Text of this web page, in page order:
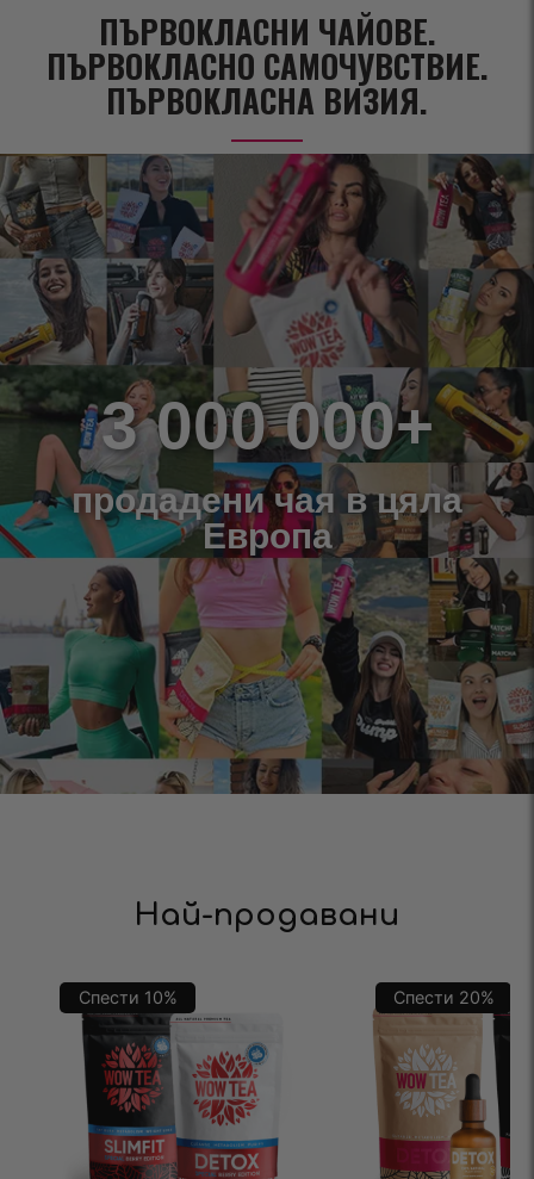
ПЪРВОКЛАСНИ ЧАЙОВЕ.
ПЪРВОКЛАСНО САМОЧУВСТВИЕ.
ПЪРВОКЛАСНА ВИЗИЯ.
3 000 000+
продадени чая в цяла
Европа
Най-продавани
Спести 10% Спести 20%